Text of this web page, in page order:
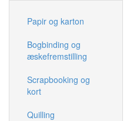
Papir og karton
Bogbinding og
æskefremstilling
Scrapbooking og
kort
Quilling